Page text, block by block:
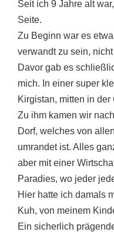
Seit ich 9 Jahre alt
Seite.
Zu Beginn war es
verwandt zu sein,
Davor gab es
mich. In einer super
Kirgistan, mitten in der
Zu ihm kamen wir
Dorf, welches von
umrandet ist. Alles
aber mit einer
Paradies, wo jeder
Hier hatte ich damals
Kuh, von meinem
Ein sicherlich